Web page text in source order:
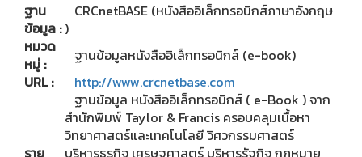
ฐาน
ข้อมูล :
CRCnetBASE (หนังสืออิเล็กทรอนิกส์ภาษาอังกฤษ
)
หมวด
หมู่ :
ฐานข้อมูลหนังสืออิเล็กทรอนิกส์ (e-book)
URL :
http://www.crcnetbase.com
ฐานข้อมูล หนังสืออิเล็กทรอนิกส์ ( e-Book ) จาก
สำนักพิมพ์ Taylor & Francis ครอบคลุมเนื้อหา
วิทยาศาสตร์และเทคโนโลยี วิศวกรรมศาสตร์